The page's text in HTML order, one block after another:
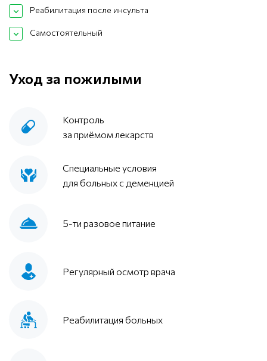
Реабилитация после инсульта
Самостоятельный
Уход за пожилыми
Контроль
за приёмом лекарств
Специальные условия
для больных с деменцией
5-ти разовое питание
Регулярный осмотр врача
Реабилитация больных